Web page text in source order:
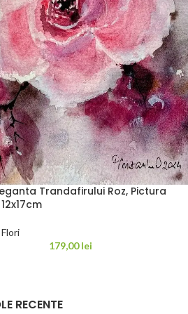
Trandafirului Roz, Pictura
179,00lei
RECENTE